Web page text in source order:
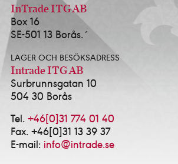
ALFTA
Ekmans Hem & Färg 0271-12280
ALINGSÅS
K-Försäljning AB - Alcro Färg &
0322-10114
Happy Homes / Färgtrend
17381
Idé & Design Alingsås AB
ALVESTA
InTrade ITG AB
Box 16
SE-501 13 Borås.´
LAGER OCH BESÖKSADRESS
Intrade ITG AB
Surbrunnsgatan 10
504 30 Borås
Tel. +46[0]31 774 01 40
Fax. +46[0]31 13 39 37
E-mail: info@intrade.se